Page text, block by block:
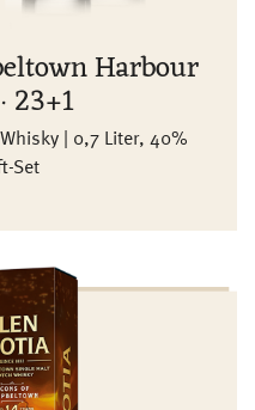
Harbour
23+1
| 0,7 Liter, 40%
Set